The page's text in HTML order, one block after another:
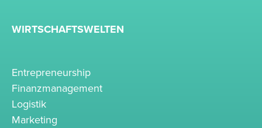
WIRTSCHAFTSWELTEN
Entrepreneurship
Finanzmanagement
Logistik
Marketing